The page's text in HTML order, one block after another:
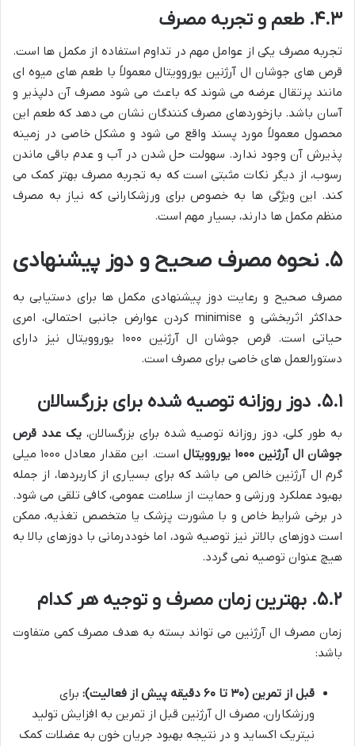
۴.۳. طعم و تجربه مصرف
تجربه مصرف یکی از عوامل مهم در تداوم استفاده از مکمل ها است.
قرص های جوشان ال آرژنین یوروویتال معمولاً با طعم های میوه ای
مانند پرتقال عرضه می شوند که باعث می شود مصرف آن دلپذیر و
آسان باشد. بازخوردهای مصرف کنندگان نشان می دهد که طعم این
محصول معمولاً مورد پسند واقع می شود و مشکل خاصی در زمینه
پذیرش آن وجود ندارد. سهولت حل شدن در آب و عدم باقی ماندن
رسوب، از دیگر نکات مثبتی است که به تجربه مصرف بهتر کمک می
کند. این ویژگی ها به خصوص برای ورزشکارانی که نیاز به مصرف
منظم مکمل ها دارند، بسیار مهم است.
۵. نحوه مصرف صحیح و دوز پیشنهادی
مصرف صحیح و رعایت دوز پیشنهادی مکمل ها برای دستیابی به
حداکثر اثربخشی و minimise کردن عوارض جانبی احتمالی، امری
حیاتی است. قرص جوشان ال آرژنین ۱۰۰۰ یوروویتال نیز دارای
دستورالعمل های خاصی برای مصرف است.
۵.۱. دوز روزانه توصیه شده برای بزرگسالان
به طور کلی، دوز روزانه توصیه شده برای بزرگسالان،یک عدد قرص
جوشان ال آرژنین ۱۰۰۰ یوروویتال
است. این مقدار معادل ۱۰۰۰ میلی
گرم ال آرژنین خالص می باشد که برای بسیاری از کاربردها، از جمله
بهبود عملکرد ورزشی و حمایت از سلامت عمومی، کافی تلقی می شود.
در برخی شرایط خاص و با مشورت پزشک یا متخصص تغذیه، ممکن
است دوزهای بالاتر نیز توصیه شود، اما خوددرمانی با دوزهای بالا به
هیچ عنوان توصیه نمی گردد.
۵.۲. بهترین زمان مصرف و توجیه هر کدام
زمان مصرف ال آرژنین می تواند بسته به هدف مصرف کمی متفاوت
باشد:
قبل از تمرین (۳۰ تا ۶۰ دقیقه پیش از فعالیت):
برای
ورزشکاران، مصرف ال آرژنین قبل از تمرین به افزایش تولید
نیتریک اکساید و در نتیجه بهبود جریان خون به عضلات کمک